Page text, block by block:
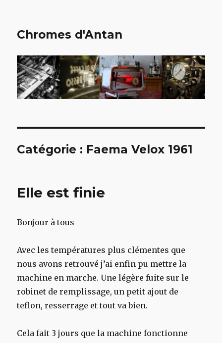
Chromes d'Antan
Catégorie : Faema Velox 1961
Elle est finie
Bonjour à tous
Avec les températures plus clémentes que
nous avons retrouvé j’ai enfin pu mettre la
machine en marche. Une légère fuite sur le
robinet de remplissage, un petit ajout de
teflon, resserrage et tout va bien.
Cela fait 3 jours que la machine fonctionne